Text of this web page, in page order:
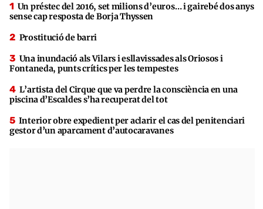
Un préstec del 2016, set milions d’euros… i gairebé dos anys
sense cap resposta de Borja Thyssen
Prostitució de barri
Una inundació als Vilars i esllavissades als Oriosos i
Fontaneda, punts crítics per les tempestes
L’artista del Cirque que va perdre la consciència en una
piscina d’Escaldes s’ha recuperat del tot
Interior obre expedient per aclarir el cas del penitenciari
gestor d’un aparcament d’autocaravanes